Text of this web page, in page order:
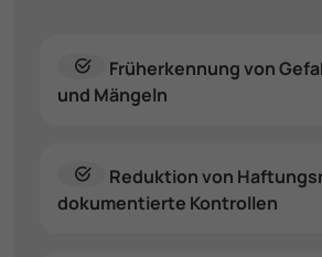
Früh­erkennung von
und Mängeln
Reduktion von
dokumentierte Kontrollen